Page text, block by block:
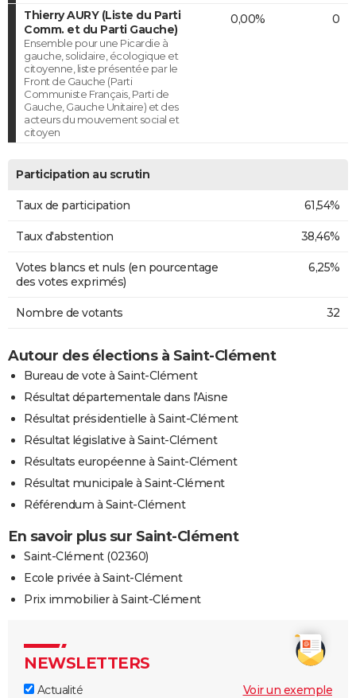
Thierry AURY (Liste du Parti
Comm. et du Parti Gauche)
Ensemble pour une Picardie à
gauche, solidaire, écologique et
citoyenne, liste présentée par le
Front de Gauche (Parti
Communiste Français, Parti de
Gauche, Gauche Unitaire) et des
acteurs du mouvement social et
citoyen
0,00% 0
Participation au scrutin
Taux de participation 61,54%
Taux d'abstention 38,46%
Votes blancs et nuls (en pourcentage
des votes exprimés)
6,25%
Nombre de votants 32
Autour des élections à Saint-Clément
Bureau de vote à Saint-Clément
Résultat départementale dans l'Aisne
Résultat présidentielle à Saint-Clément
Résultat législative à Saint-Clément
Résultats européenne à Saint-Clément
Résultat municipale à Saint-Clément
Référendum à Saint-Clément
En savoir plus sur Saint-Clément
Saint-Clément (02360)
Ecole privée à Saint-Clément
Prix immobilier à Saint-Clément
NEWSLETTERS
Actualité
Voir un exemple